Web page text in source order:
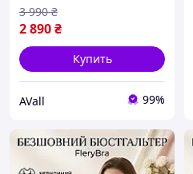
2 890₴
3 990 ₴
Купить
AVall 99%